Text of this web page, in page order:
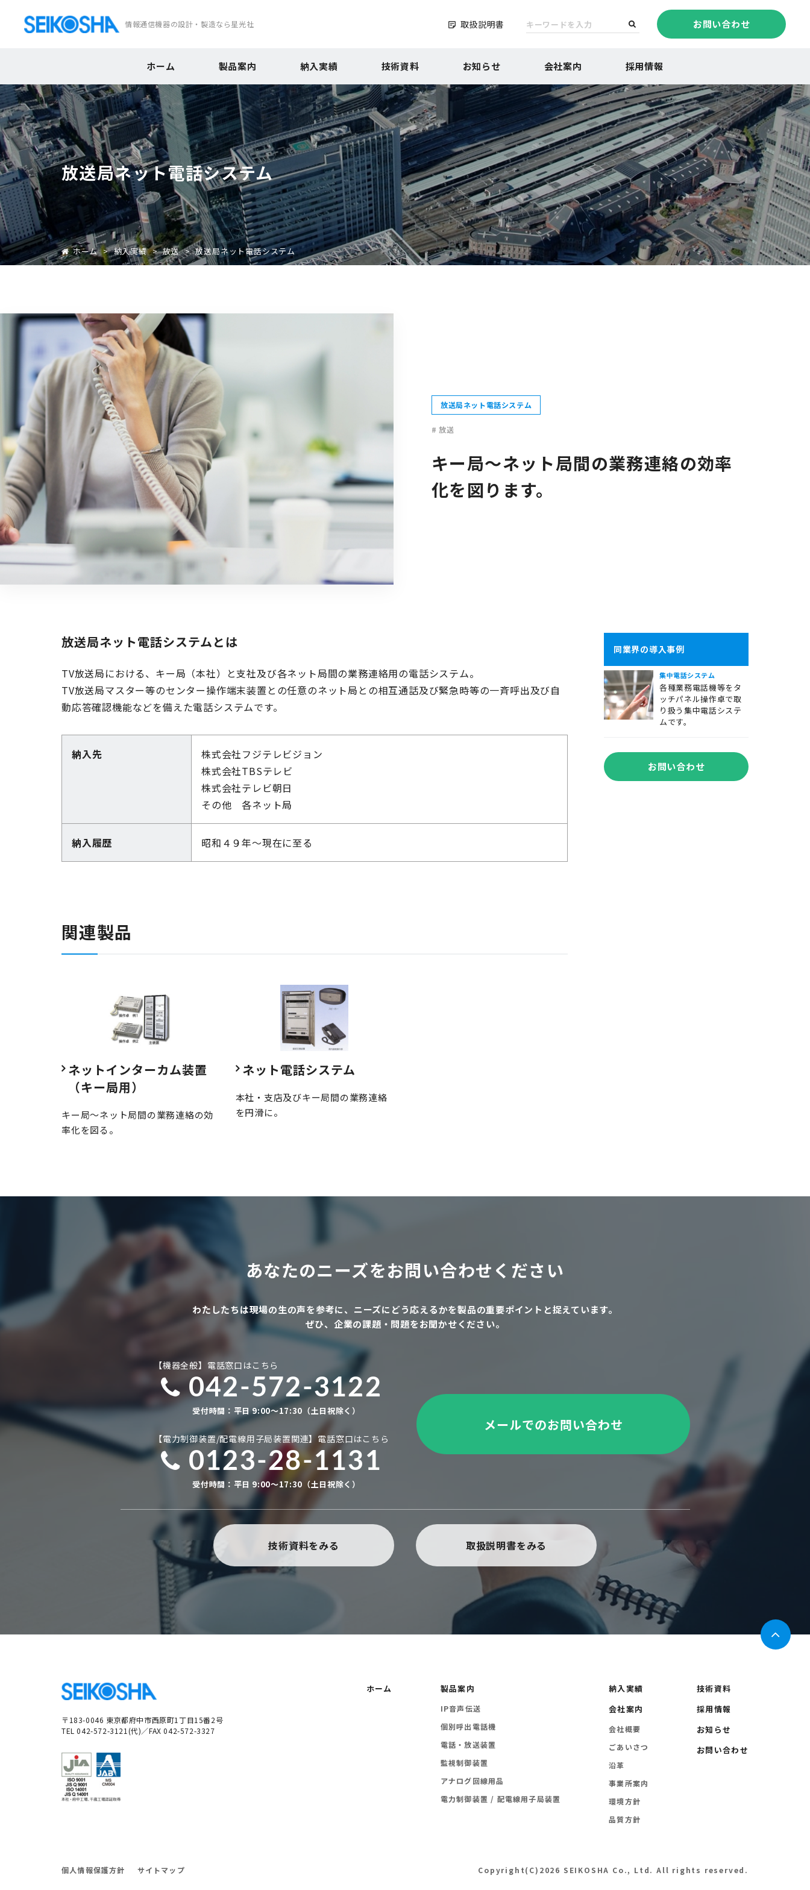
情報通信機器の設計・製造なら星光社 取扱説明書 お問い合わせ
ホーム 製品案内 納入実績 技術資料 お知らせ 会社案内 採用情報
放送局ネット電話システム
ホーム > 納入実績 > 放送 > 放送局ネット電話システム
放送局ネット電話システム
# 放送
キー局～ネット局間の業務連絡の効率
化を図ります。
放送局ネット電話システムとは
TV放送局における、キー局（本社）と支社及び各ネット局間の業務連絡用の電話システム。
TV放送局マスター等のセンター操作端末装置との任意のネット局との相互通話及び緊急時等の一斉呼出及び自
動応答確認機能などを備えた電話システムです。
納入先
株式会社フジテレビジョン
株式会社TBSテレビ
株式会社テレビ朝日
その他 各ネット局
納入履歴 昭和４９年～現在に至る
関連製品
ネットインターカム装置
（キー局用）
キー局～ネット局間の業務連絡の効
率化を図る。
ネット電話システム
本社・支店及びキー局間の業務連絡
を円滑に。
同業界の導入事例
集中電話システム
各種業務電話機等をタ
ッチパネル操作卓で取
り扱う集中電話システ
ムです。
お問い合わせ
あなたのニーズをお問い合わせください
わたしたちは現場の生の声を参考に、 ニーズにどう応えるかを製品の重要ポイントと捉えています。
ぜひ、企業の課題・問題をお聞かせください。
【機器全般】電話窓口はこちら
042-572-3122
受付時間：平日 9:00～17:30（土日祝除く）
【電力制御装置/配電線用子局装置関連】 電話窓口はこちら
0123-28-1131
受付時間：平日 9:00～17:30（土日祝除く）
メールでのお問い合わせ
技術資料をみる 取扱説明書をみる
〒183-0046 東京都府中市西原町1丁目15番2号
TEL 042-572-3121(代)／FAX 042-572-3327
ホーム 製品案内
IP音声伝送
個別呼出電話機
電話・放送装置
監視制御装置
アナログ回線用品
電力制御装置 / 配電線用子局装置
納入実績
会社案内
会社概要
ごあいさつ
沿革
事業所案内
環境方針
品質方針
技術資料
採用情報
お知らせ
お問い合わせ
個人情報保護方針 サイトマップ Copyright(C)2026 SEIKOSHA Co., Ltd. All rights reserved.